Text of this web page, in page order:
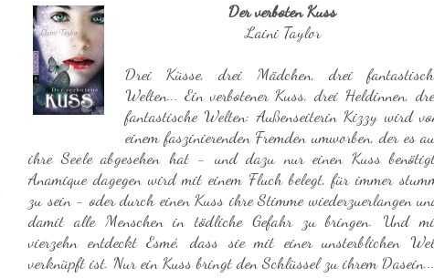
Der verboten Kuss
Laini Taylor
Drei Küsse, drei Mädchen, drei
Welten... Ein verbotener Kuss, drei Heldinnen,
fantastische Welten: Außenseiterin Kizzy wird
einem faszinierenden Fremden umworben, der es
ihre Seele abgesehen hat - und dazu nur einen Kuss
Anamique dagegen wird mit einem Fluch belegt, für immer
zu sein - oder durch einen Kuss ihre Stimme wiederzuerlangen
damit alle Menschen in tödliche Gefahr zu bringen. Und
vierzehn entdeckt Esmé, dass sie mit einer unsterblichen
verknüpft ist. Nur ein Kuss bringt den Schlüssel zu ihrem Dasein...